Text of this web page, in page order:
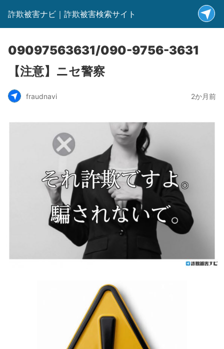
詐欺被害ナビ｜詐欺被害検索サイト
09097563631/090-9756-3631
【注意】ニセ警察
fraudnavi 2か月前